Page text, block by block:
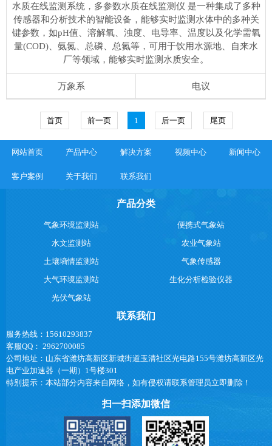
水质在线监测系统，多参数水质在线监测仪 是一种集成了多种
传感器和分析技术的智能设备，能够实时监测水体中的多种关
键参数，如pH值、溶解氧、浊度、电导率、温度以及化学需氧
量(COD)、氨氮、总磷、总氮等，可用于饮用水源地、自来水
厂等领域，能够实时监测水质安全。
万象系 电议
首页 前一页 1 后一页 尾页
网站首页 产品中心 解决方案 视频中心 新闻中心
客户案例 关于我们 联系我们
产品分类
气象环境监测站
便携式气象站
水文监测站
农业气象站
土壤墒情监测站
气象传感器
大气环境监测站
生化分析检验仪器
光伏气象站
联系我们
服务热线：15610293837
客服QQ： 2962700085
公司地址：山东省潍坊高新区新城街道玉清社区光电路155号潍坊高新区光
电产业加速器（一期）1号楼301
特别提示：本站部分内容来自网络，如有侵权请联系管理员立即删除！
扫一扫添加微信